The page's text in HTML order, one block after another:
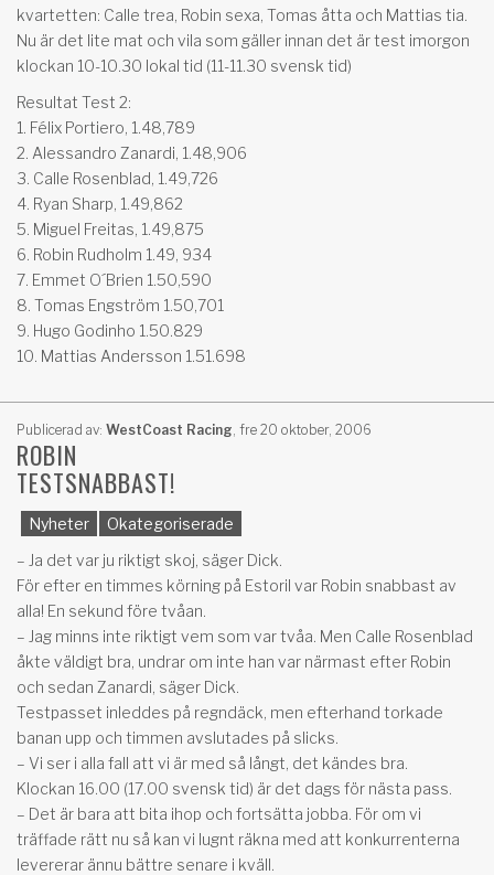
kvartetten: Calle trea, Robin sexa, Tomas åtta och Mattias tia.
Nu är det lite mat och vila som gäller innan det är test imorgon
klockan 10-10.30 lokal tid (11-11.30 svensk tid)
Resultat Test 2:
1. Félix Portiero, 1.48,789
2. Alessandro Zanardi, 1.48,906
3. Calle Rosenblad, 1.49,726
4. Ryan Sharp, 1.49,862
5. Miguel Freitas, 1.49,875
6. Robin Rudholm 1.49, 934
7. Emmet O´Brien 1.50,590
8. Tomas Engström 1.50,701
9. Hugo Godinho 1.50.829
10. Mattias Andersson 1.51.698
Publicerad av: WestCoast Racing, fre 20 oktober, 2006
ROBIN
TESTSNABBAST!
Nyheter
Okategoriserade
– Ja det var ju riktigt skoj, säger Dick.
För efter en timmes körning på Estoril var Robin snabbast av
alla! En sekund före tvåan.
– Jag minns inte riktigt vem som var tvåa. Men Calle Rosenblad
åkte väldigt bra, undrar om inte han var närmast efter Robin
och sedan Zanardi, säger Dick.
Testpasset inleddes på regndäck, men efterhand torkade
banan upp och timmen avslutades på slicks.
– Vi ser i alla fall att vi är med så långt, det kändes bra.
Klockan 16.00 (17.00 svensk tid) är det dags för nästa pass.
– Det är bara att bita ihop och fortsätta jobba. För om vi
träffade rätt nu så kan vi lugnt räkna med att konkurrenterna
levererar ännu bättre senare i kväll.